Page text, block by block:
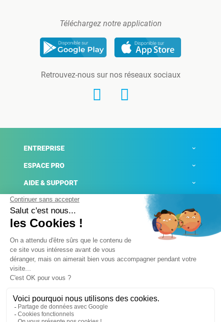
Téléchargez notre application
Retrouvez-nous sur nos réseaux sociaux
ENTREPRISE
ESPACE PRO
AIDE & SUPPORT
ACTUALITÉS
Mentions légales
Conditions générales de ventes